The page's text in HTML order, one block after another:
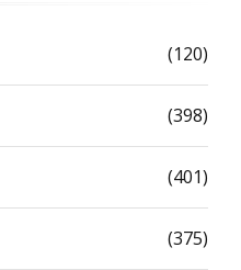
(120)
(398)
(401)
(375)